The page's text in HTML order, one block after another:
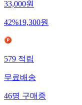
33,000원
42%19,300원
579적립
무료배송
46명구매중